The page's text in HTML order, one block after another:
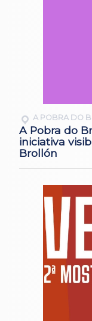
A POBRA DO
A Pobra do
iniciativa
Brollón